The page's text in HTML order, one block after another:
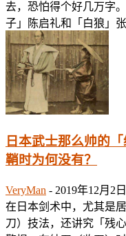
去，恐怕得个好几万字
子」陈启礼和「白狼」
日本武士那么帅的
鞘时为何没有？
VeryMan - 2019年12月2日
在日本剑术中，尤其是
刀）技法，还讲究「残